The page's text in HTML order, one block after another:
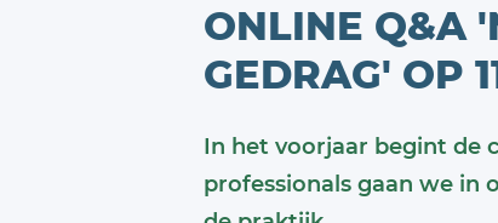
ONLINE Q&A
GEDRAG' OP
In het voorjaar begint de
professionals gaan we in